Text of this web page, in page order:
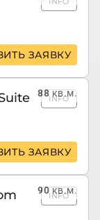
ЗАЯВКУ
88кв.м.
INFO
ЗАЯВКУ
90кв.м.
INFO